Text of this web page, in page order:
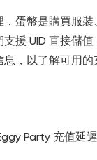
，蛋幣是購買服
援 UID 直接儲
，以了解可用的
Party 充值延遲